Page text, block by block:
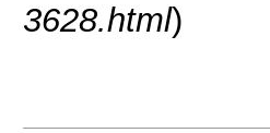
3628.html)